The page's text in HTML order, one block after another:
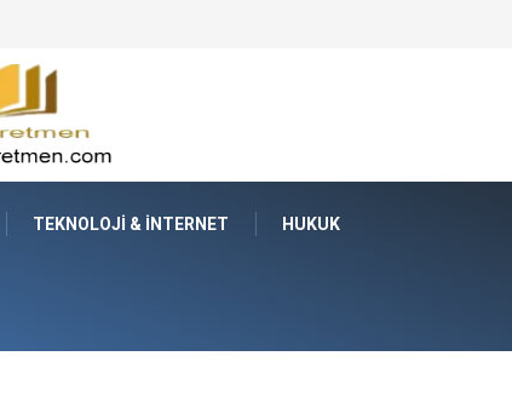
TEKNOLOJI & İNTERNET HUKUK